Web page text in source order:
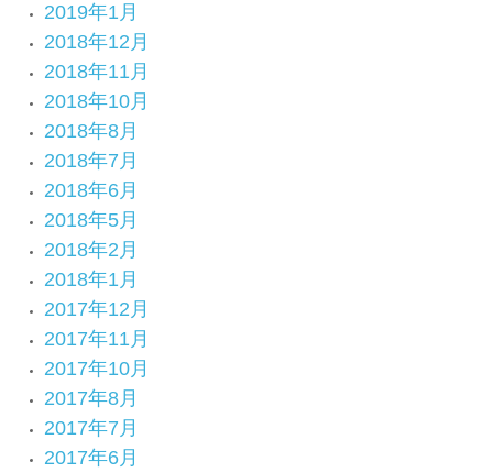
2019年1月
2018年12月
2018年11月
2018年10月
2018年8月
2018年7月
2018年6月
2018年5月
2018年2月
2018年1月
2017年12月
2017年11月
2017年10月
2017年8月
2017年7月
2017年6月